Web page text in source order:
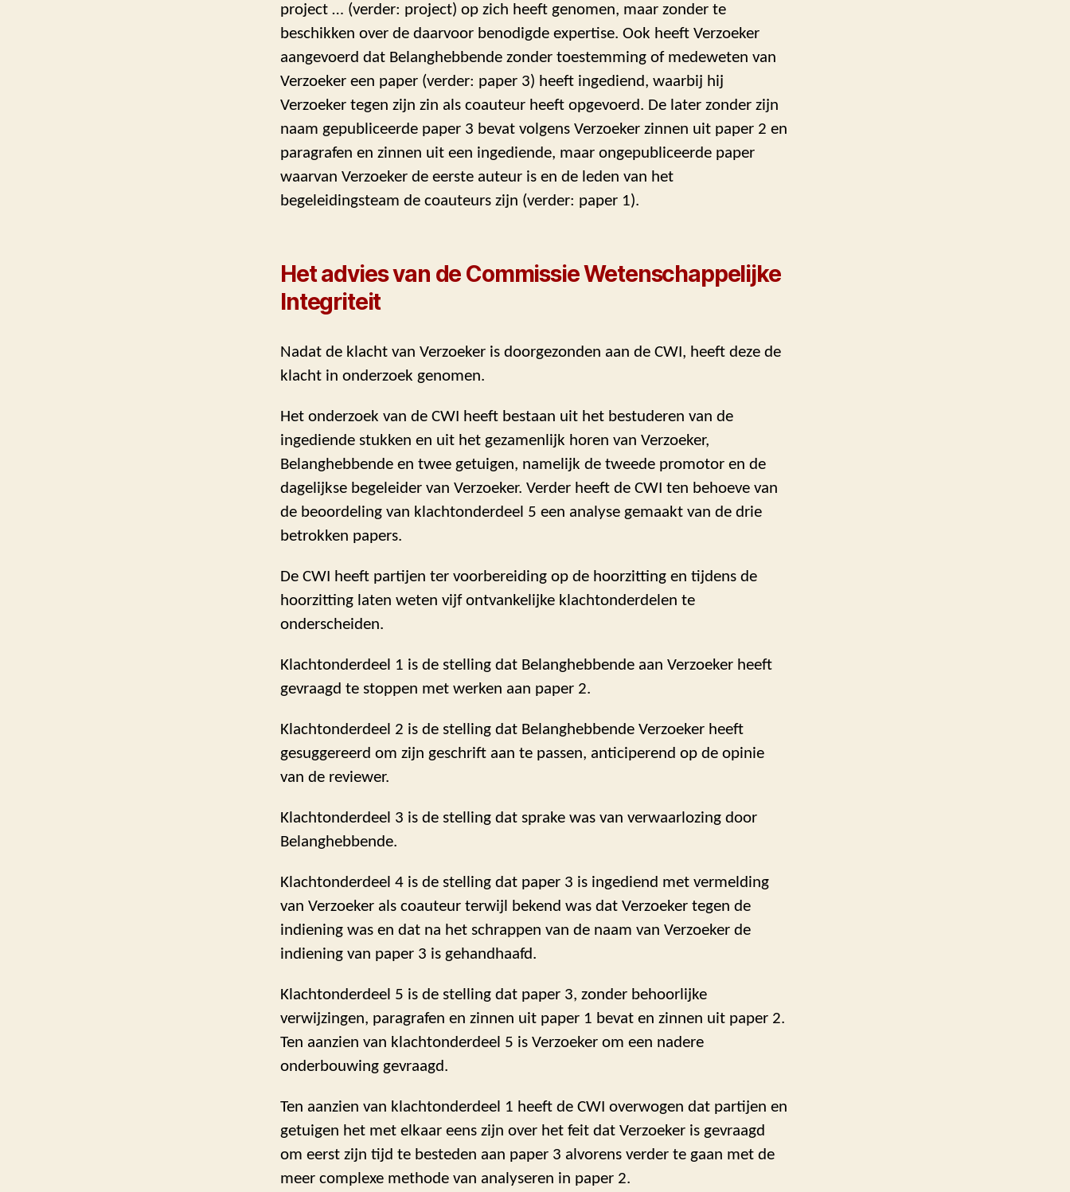
project … (verder: project) op zich heeft genomen, maar zonder te
beschikken over de daarvoor benodigde expertise. Ook heeft Verzoeker
aangevoerd dat Belanghebbende zonder toestemming of medeweten van
Verzoeker een paper (verder: paper 3) heeft ingediend, waarbij hij
Verzoeker tegen zijn zin als coauteur heeft opgevoerd. De later zonder zijn
naam gepubliceerde paper 3 bevat volgens Verzoeker zinnen uit paper 2 en
paragrafen en zinnen uit een ingediende, maar ongepubliceerde paper
waarvan Verzoeker de eerste auteur is en de leden van het
begeleidingsteam de coauteurs zijn (verder: paper 1).
Het advies van de Commissie Wetenschappelijke
Integriteit
Nadat de klacht van Verzoeker is doorgezonden aan de CWI, heeft deze de
klacht in onderzoek genomen.
Het onderzoek van de CWI heeft bestaan uit het bestuderen van de
ingediende stukken en uit het gezamenlijk horen van Verzoeker,
Belanghebbende en twee getuigen, namelijk de tweede promotor en de
dagelijkse begeleider van Verzoeker. Verder heeft de CWI ten behoeve van
de beoordeling van klachtonderdeel 5 een analyse gemaakt van de drie
betrokken papers.
De CWI heeft partijen ter voorbereiding op de hoorzitting en tijdens de
hoorzitting laten weten vijf ontvankelijke klachtonderdelen te
onderscheiden.
Klachtonderdeel 1 is de stelling dat Belanghebbende aan Verzoeker heeft
gevraagd te stoppen met werken aan paper 2.
Klachtonderdeel 2 is de stelling dat Belanghebbende Verzoeker heeft
gesuggereerd om zijn geschrift aan te passen, anticiperend op de opinie
van de reviewer.
Klachtonderdeel 3 is de stelling dat sprake was van verwaarlozing door
Belanghebbende.
Klachtonderdeel 4 is de stelling dat paper 3 is ingediend met vermelding
van Verzoeker als coauteur terwijl bekend was dat Verzoeker tegen de
indiening was en dat na het schrappen van de naam van Verzoeker de
indiening van paper 3 is gehandhaafd.
Klachtonderdeel 5 is de stelling dat paper 3, zonder behoorlijke
verwijzingen, paragrafen en zinnen uit paper 1 bevat en zinnen uit paper 2.
Ten aanzien van klachtonderdeel 5 is Verzoeker om een nadere
onderbouwing gevraagd.
Ten aanzien van klachtonderdeel 1 heeft de CWI overwogen dat partijen en
getuigen het met elkaar eens zijn over het feit dat Verzoeker is gevraagd
om eerst zijn tijd te besteden aan paper 3 alvorens verder te gaan met de
meer complexe methode van analyseren in paper 2.